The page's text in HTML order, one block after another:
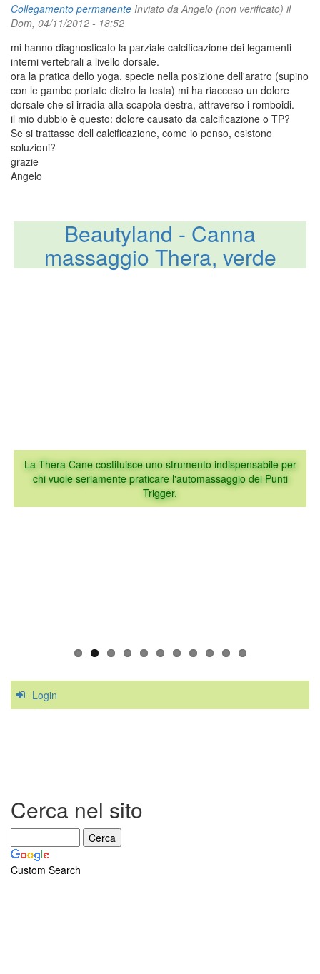
Collegamento permanente Inviato da Angelo (non verificato) il
Dom, 04/11/2012 - 18:52
mi hanno diagnosticato la parziale calcificazione dei legamenti
interni vertebrali a livello dorsale.
ora la pratica dello yoga, specie nella posizione dell'aratro (supino
con le gambe portate dietro la testa) mi ha riacceso un dolore
dorsale che si irradia alla scapola destra, attraverso i romboidi.
il mio dubbio è questo: dolore causato da calcificazione o TP?
Se si trattasse dell calcificazione, come io penso, esistono
soluzioni?
grazie
Angelo
Il manuale della terapia dei
Trigger point
Beautyland - Canna
massaggio Thera, verde
La Thera Cane costituisce uno strumento indispensabile per
chi vuole seriamente praticare l'automassaggio dei Punti
Trigger.
Manipolazione spinale.
Tecniche semplici per
alleviare il mal di schiena.
Body Back Company's Body
Back Buddy Strumento di
Terapia Trigger Point di Auto-
Travell & Simons' Trigger
Point Flip Charts
Trigger point. Approccio
terapeutico integrato
Travell & Simons' Myofascial
Pain and Dysfunction: The
Trigger Point Manual : Upper
The Muscle and Bone
Palpation Manual with
Trigger Points, Referral
Office hours: day and night;
The autobiography of Janet
Travell, M.D
Travell & Simons' Myofascial
Pain and Dysfunction: The
Trigger Point Manual (2-
Manipolazioni vertebrali di
Maitland. Con CD-ROM
Login
Cerca nel sito
Custom Search